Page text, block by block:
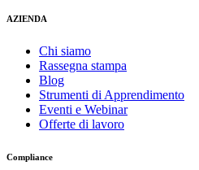
AZIENDA
Chi siamo
Rassegna stampa
Blog
Strumenti di Apprendimento
Eventi e Webinar
Offerte di lavoro
Compliance